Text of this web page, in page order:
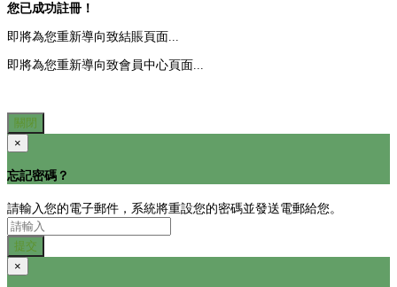
您已成功註冊！
即將為您重新導向致結賬頁面...
即將為您重新導向致會員中心頁面...
關閉
×
忘記密碼？
請輸入您的電子郵件，系統將重設您的密碼並發送電郵給您。
提交
×